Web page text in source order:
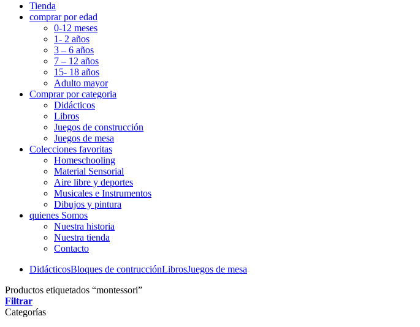
Tienda
comprar por edad
0-12 meses
1- 2 años
3 – 6 años
7 – 12 años
15- 18 años
Adulto mayor
Comprar por categoria
Didácticos
Libros
Juegos de construcción
Juegos de mesa
Colecciones favoritas
Homeschooling
Material Sensorial
Aire libre y deportes
Musicales e Instrumentos
Dibujos y pintura
quienes Somos
Nuestra historia
Nuestra tienda
Contacto
DidácticosBloques de contrucciónLibrosJuegos de mesa
Productos etiquetados “montessori”
Filtrar
Categorías